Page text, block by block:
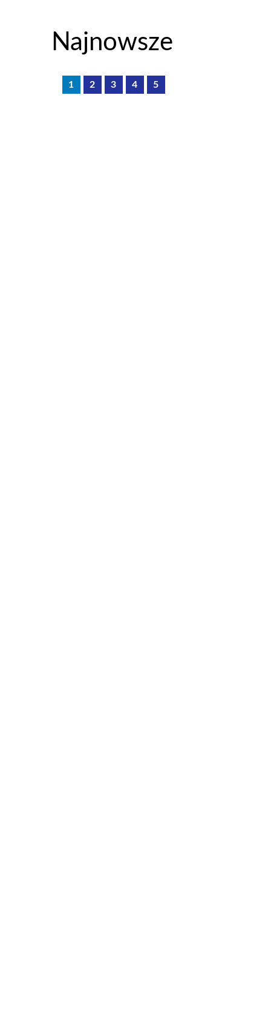
Najnowsze
1 2 3 4 5